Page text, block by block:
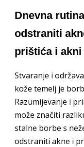
Dnevna
odstraniti
prištića i akni
Stvaranje i
kože temelj je
Razumijevanje i
može značiti
stalne borbe s
odstraniti akne i